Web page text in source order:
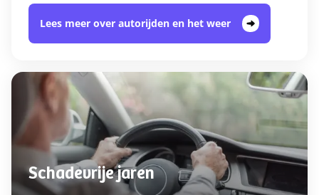
Lees meer over autorijden en het weer
Schadevrije jaren